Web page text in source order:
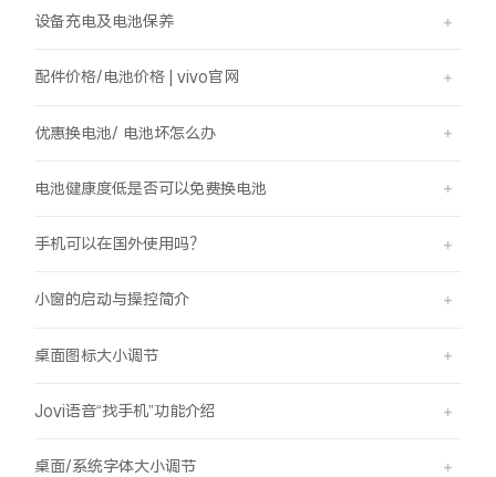
设备充电及电池保养
配件价格/电池价格 | vivo官网
优惠换电池/ 电池坏怎么办
电池健康度低是否可以免费换电池
手机可以在国外使用吗？
小窗的启动与操控简介
桌面图标大小调节
Jovi语音“找手机”功能介绍
桌面/系统字体大小调节